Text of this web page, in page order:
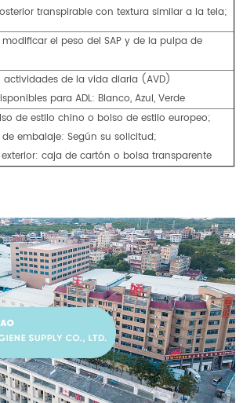
transpirable con textura similar a la tela;
modificar el peso del SAP y de la pulpa de
actividades de la vida diaria (AVD)
para ADL: Blanco, Azul, Verde
de estilo chino o bolso de estilo europeo;
embalaje: Según su solicitud;
exterior: caja de cartón o bolsa transparente